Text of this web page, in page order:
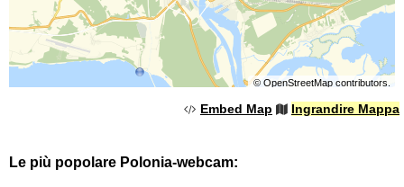
© OpenStreetMapcontributors.
Embed Map Ingrandire Mappa
Le più popolare Polonia-webcam: